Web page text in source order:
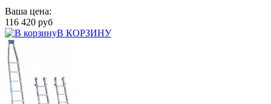
Ваша цена:
116 420 руб
В КОРЗИНУ